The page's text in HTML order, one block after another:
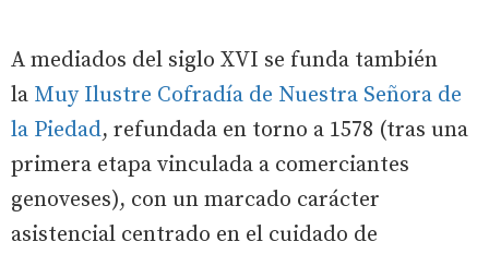
A mediados del siglo XVI se funda también
la Muy Ilustre Cofradía de Nuestra Señora de
la Piedad, refundada en torno a 1578 (tras una
primera etapa vinculada a comerciantes
genoveses), con un marcado carácter
asistencial centrado en el cuidado de